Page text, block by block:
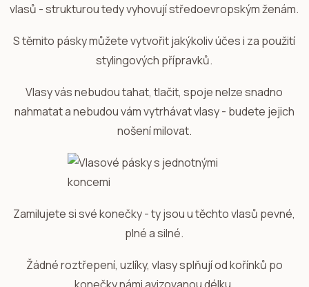
vlasů - strukturou tedy vyhovují středoevropským ženám.
S těmito pásky můžete vytvořit jakýkoliv účes i za použití
stylingových přípravků.
Vlasy vás nebudou tahat, tlačit, spoje nelze snadno
nahmatat a nebudou vám vytrhávat vlasy - budete jejich
nošení milovat.
Zamilujete si své konečky - ty jsou u těchto vlasů pevné,
plné a silné.
Žádné roztřepení, uzlíky, vlasy splňují od kořínků po